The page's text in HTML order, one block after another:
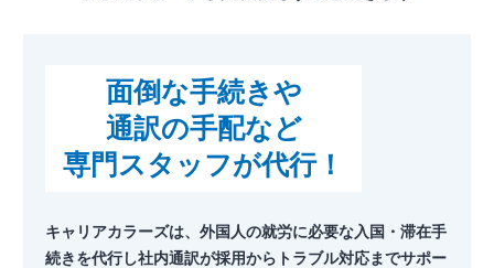
面倒な手続きや
通訳の手配など
専門スタッフが代行！
キャリアカラーズは、外国人の就労に必要な入国・滞在手
続きを代行し社内通訳が採用からトラブル対応までサポー